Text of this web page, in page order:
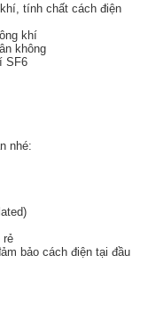
tính chất cách điện
khí
không
SF6
nhé:
rẻ
bảo cách điện tại đầu